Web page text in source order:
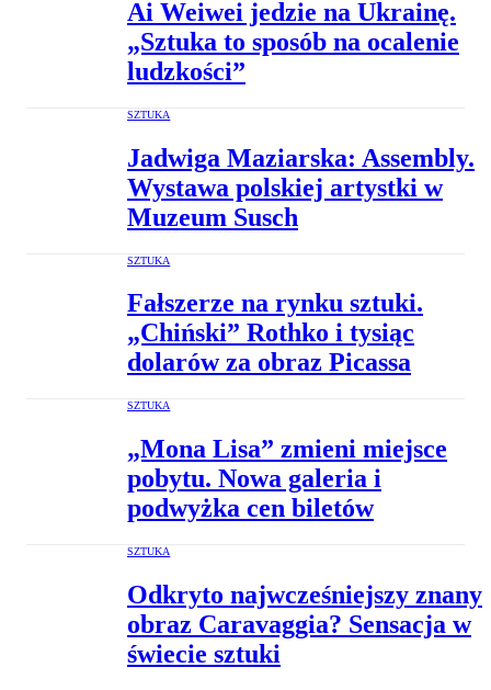
Ai Weiwei jedzie na Ukrainę.
„Sztuka to sposób na ocalenie
ludzkości”
SZTUKA
Jadwiga Maziarska: Assembly.
Wystawa polskiej artystki w
Muzeum Susch
SZTUKA
Fałszerze na rynku sztuki.
„Chiński” Rothko i tysiąc
dolarów za obraz Picassa
SZTUKA
„Mona Lisa” zmieni miejsce
pobytu. Nowa galeria i
podwyżka cen biletów
SZTUKA
Odkryto najwcześniejszy znany
obraz Caravaggia? Sensacja w
świecie sztuki